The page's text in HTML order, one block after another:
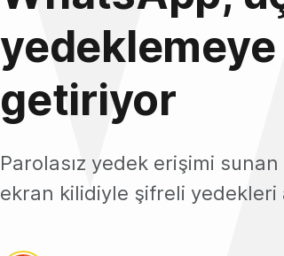
getiriyor
Parolasız yedek erişimi
ekran kilidiyle şifreli yedekleri